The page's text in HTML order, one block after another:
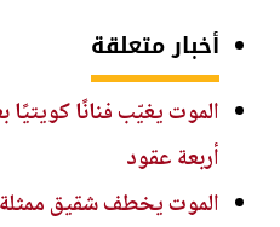
أخبار متعلقة
الموت يغيّب فنانًا
أربعة عقود
الموت يخطف شقيق